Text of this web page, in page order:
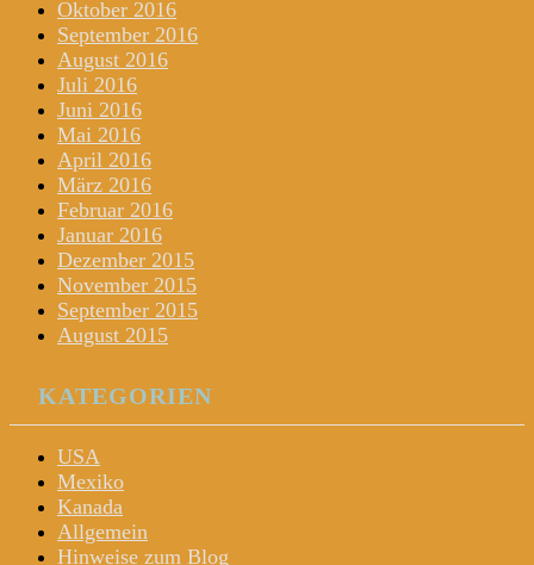
Oktober 2016
September 2016
August 2016
Juli 2016
Juni 2016
Mai 2016
April 2016
März 2016
Februar 2016
Januar 2016
Dezember 2015
November 2015
September 2015
August 2015
KATEGORIEN
USA
Mexiko
Kanada
Allgemein
Hinweise zum Blog